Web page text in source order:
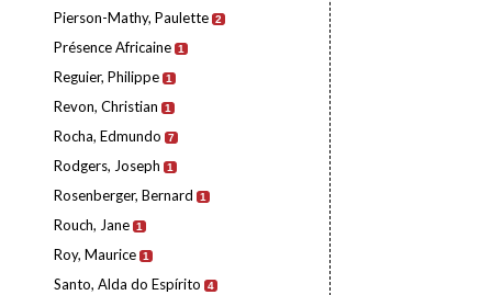
Pierson-Mathy, Paulette 2
Présence Africaine 1
Reguier, Philippe 1
Revon, Christian 1
Rocha, Edmundo 7
Rodgers, Joseph 1
Rosenberger, Bernard 1
Rouch, Jane 1
Roy, Maurice 1
Santo, Alda do Espírito 4